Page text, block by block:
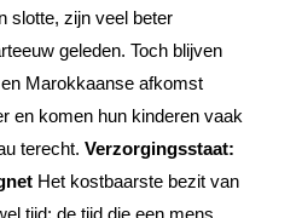
slotte, zijn veel beter
geleden. Toch blijven
Marokkaanse afkomst
en komen hun kinderen vaak
terecht. Verzorgingsstaat:
Het kostbaarste bezit van
tijd: de tijd die een mens